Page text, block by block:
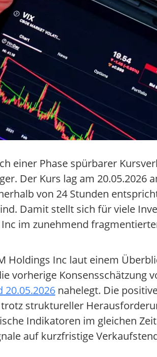
einer Phase spürbarer
Der Kurs lag am 20.05.2026
von 24 Stunden
Damit stellt sich für viele
im zunehmend
Holdings Inc laut einem
vorherige Konsensschätzung
20.05.2026 nahelegt. Die
struktureller
Indikatoren im gleichen
auf kurzfristige